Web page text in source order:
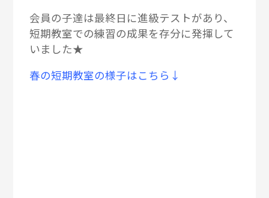
会員の子達は最終日に進級テストがあり、
短期教室での練習の成果を存分に発揮して
いました★
春の短期教室の様子はこちら↓